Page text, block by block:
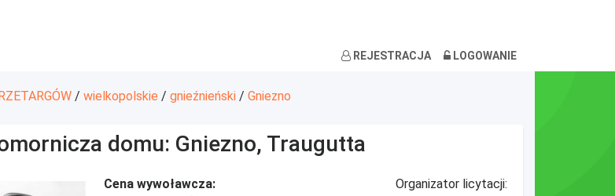
REJESTRACJA LOGOWANIE
/ wielkopolskie / gnieźnieński / Gniezno
domu: Gniezno, Traugutta
Cena wywoławcza:
Organizator licytacji: